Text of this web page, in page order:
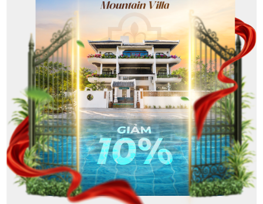
VỀ CHÚNG TÔI
HỆ THỐNG KHÁCH SẠN
HOẠT ĐỘNG CÔNG TY
TUYỂN DỤNG
LIÊN HỆ